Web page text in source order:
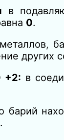
в
0.
других
+2: в
барий
.